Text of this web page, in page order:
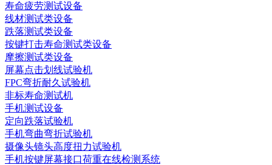
寿命疲劳测试设备
线材测试类设备
跌落测试类设备
按键打击寿命测试类设备
摩擦测试类设备
屏幕点击划线试验机
FPC弯折耐久试验机
非标寿命测试机
手机测试设备
定向跌落试验机
手机弯曲弯折试验机
摄像头镜头高度扭力试验机
手机按键屏幕接口荷重在线检测系统